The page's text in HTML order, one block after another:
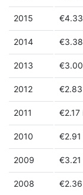
2015
2014
2013
2012
2011 €2.17
2010 €2.91
2009 €3.21
2008